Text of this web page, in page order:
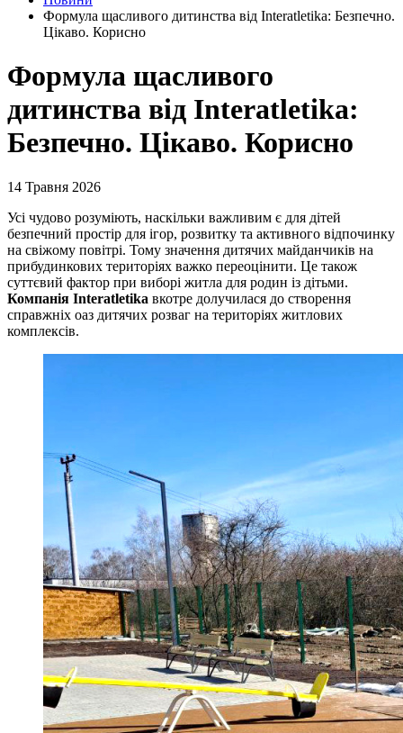
Формула щасливого дитинства від Interatletika: Безпечно.
Цікаво. Корисно
Формула щасливого
дитинства від Interatletika:
Безпечно. Цікаво. Корисно
14 Травня 2026
Усі чудово розуміють, наскільки важливим є для дітей
безпечний простір для ігор, розвитку та активного відпочинку
на свіжому повітрі. Тому значення дитячих майданчиків на
прибудинкових територіях важко переоцінити. Це також
суттєвий фактор при виборі житла для родин із дітьми.
Компанія Interatletika вкотре долучилася до створення
справжніх оаз дитячих розваг на територіях житлових
комплексів.